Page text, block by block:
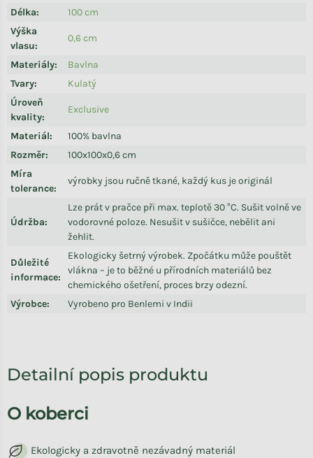
Délka:
100 cm
Výška
vlasu:
0,6 cm
Materiály:
Bavlna
Tvary:
Kulatý
Úroveň
kvality:
Exclusive
Materiál:
100% bavlna
Rozměr:
100x100x0,6 cm
Míra
tolerance:
výrobky jsou ručně tkané, každý kus je originál
Údržba:
Lze prát v pračce při max. teplotě 30 °C. Sušit volně ve
vodorovné poloze. Nesušit v sušičce, nebělit ani
žehlit.
Důležité
informace:
Ekologicky šetrný výrobek. Zpočátku může pouštět
vlákna – je to běžné u přírodních materiálů bez
chemického ošetření, proces brzy odezní.
Výrobce: Vyrobeno pro Benlemi v Indii
Detailní popis produktu
O koberci
Ekologicky a zdravotně nezávadný materiál